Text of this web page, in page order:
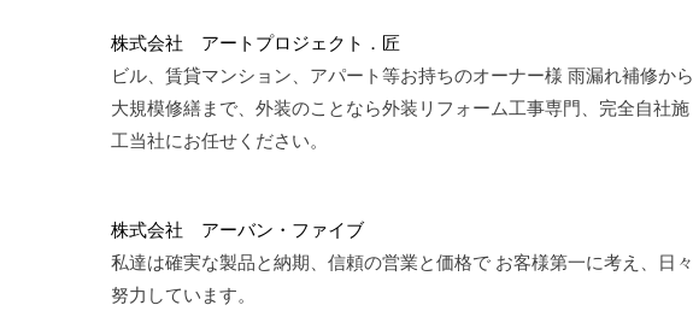
株式会社 アートプロジェクト．匠
ビル、賃貸マンション、アパート等お持ちのオーナー様 雨漏れ補修から
大規模修繕まで、外装のことなら外装リフォーム工事専門、完全自社施
工当社にお任せください。
株式会社 アーバン・ファイブ
私達は確実な製品と納期、信頼の営業と価格で お客様第一に考え、日々
努力しています。